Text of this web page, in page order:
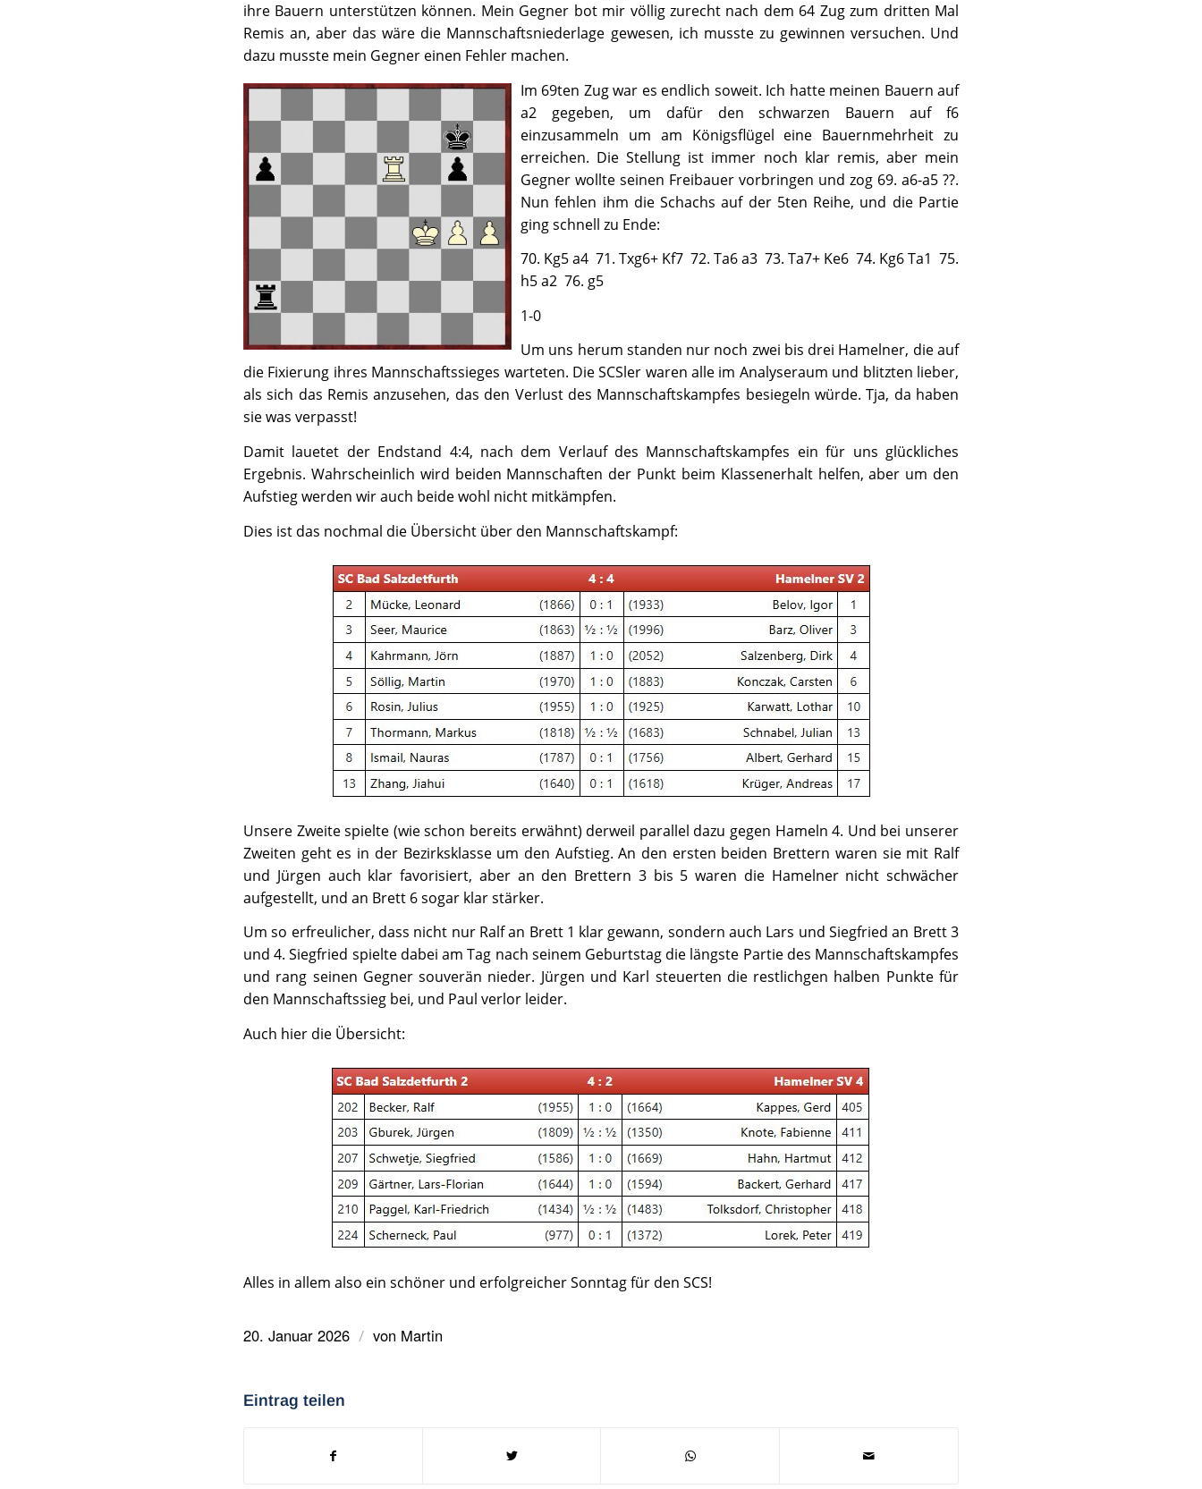
ihre Bauern unterstützen können. Mein Gegner bot mir völlig zurecht nach dem 64 Zug zum dritten Mal
Remis an, aber das wäre die Mannschaftsniederlage gewesen, ich musste zu gewinnen versuchen. Und
dazu musste mein Gegner einen Fehler machen.
Im 69ten Zug war es endlich soweit. Ich hatte meinen Bauern auf
a2 gegeben, um dafür den schwarzen Bauern auf f6
einzusammeln um am Königsflügel eine Bauernmehrheit zu
erreichen. Die Stellung ist immer noch klar remis, aber mein
Gegner wollte seinen Freibauer vorbringen und zog 69. a6-a5 ??.
Nun fehlen ihm die Schachs auf der 5ten Reihe, und die Partie
ging schnell zu Ende:
70. Kg5 a4 71. Txg6+ Kf7 72. Ta6 a3 73. Ta7+ Ke6 74. Kg6 Ta1 75.
h5 a2 76. g5
1-0
Um uns herum standen nur noch zwei bis drei Hamelner, die auf
die Fixierung ihres Mannschaftssieges warteten. Die SCSler waren alle im Analyseraum und blitzten lieber,
als sich das Remis anzusehen, das den Verlust des Mannschaftskampfes besiegeln würde. Tja, da haben
sie was verpasst!
Damit lauetet der Endstand 4:4, nach dem Verlauf des Mannschaftskampfes ein für uns glückliches
Ergebnis. Wahrscheinlich wird beiden Mannschaften der Punkt beim Klassenerhalt helfen, aber um den
Aufstieg werden wir auch beide wohl nicht mitkämpfen.
Dies ist das nochmal die Übersicht über den Mannschaftskampf:
Unsere Zweite spielte (wie schon bereits erwähnt) derweil parallel dazu gegen Hameln 4. Und bei unserer
Zweiten geht es in der Bezirksklasse um den Aufstieg. An den ersten beiden Brettern waren sie mit Ralf
und Jürgen auch klar favorisiert, aber an den Brettern 3 bis 5 waren die Hamelner nicht schwächer
aufgestellt, und an Brett 6 sogar klar stärker.
Um so erfreulicher, dass nicht nur Ralf an Brett 1 klar gewann, sondern auch Lars und Siegfried an Brett 3
und 4. Siegfried spielte dabei am Tag nach seinem Geburtstag die längste Partie des Mannschaftskampfes
und rang seinen Gegner souverän nieder. Jürgen und Karl steuerten die restlichgen halben Punkte für
den Mannschaftssieg bei, und Paul verlor leider.
Auch hier die Übersicht:
Alles in allem also ein schöner und erfolgreicher Sonntag für den SCS!
20. Januar 2026 / von Martin
Eintrag teilen